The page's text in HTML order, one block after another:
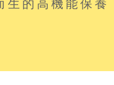
生的高機能保養